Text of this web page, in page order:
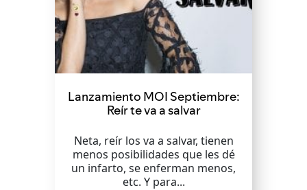
Lanzamiento MOI Septiembre:
Reír te va a salvar
Neta, reír los va a salvar, tienen
menos posibilidades que les dé
un infarto, se enferman menos,
etc. Y para...